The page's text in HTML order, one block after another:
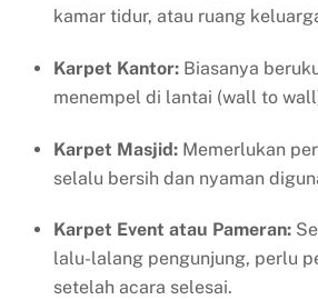
kamar tidur, atau ruang
Karpet Kantor: Biasanya
menempel di lantai (wall to
Karpet Masjid: Memerlukan
selalu bersih dan nyaman
Karpet Event atau Pameran:
lalu-lalang pengunjung, perlu
setelah acara selesai.